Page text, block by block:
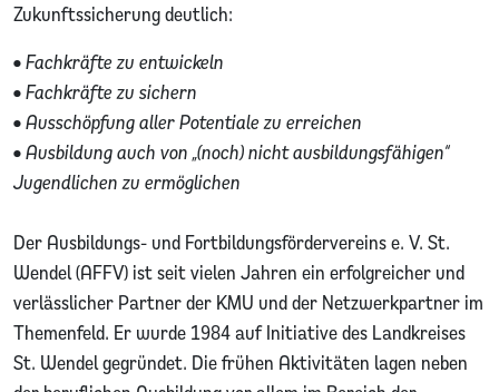
Zukunftssicherung deutlich:
• Fachkräfte zu entwickeln
• Fachkräfte zu sichern
• Ausschöpfung aller Potentiale zu erreichen
• Ausbildung auch von „(noch) nicht ausbildungsfähigen“
Jugendlichen zu ermöglichen
Der Ausbildungs- und Fortbildungsfördervereins e. V. St.
Wendel (AFFV) ist seit vielen Jahren ein erfolgreicher und
verlässlicher Partner der KMU und der Netzwerkpartner im
Themenfeld. Er wurde 1984 auf Initiative des Landkreises
St. Wendel gegründet. Die frühen Aktivitäten lagen neben